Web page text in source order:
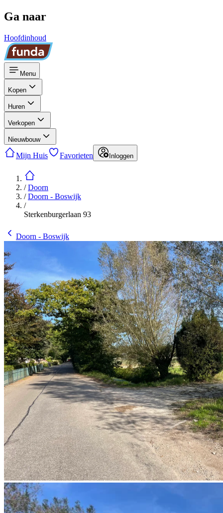
Ga naar
Hoofdinhoud
Menu
Kopen
Huren
Verkopen
Nieuwbouw
Mijn Huis Favorieten Inloggen
/Doorn
/Doorn - Boswijk
/
Sterkenburgerlaan 93
Doorn - Boswijk